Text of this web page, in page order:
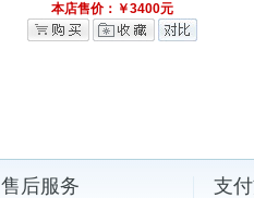
本店售价：￥3400元
售后服务 支